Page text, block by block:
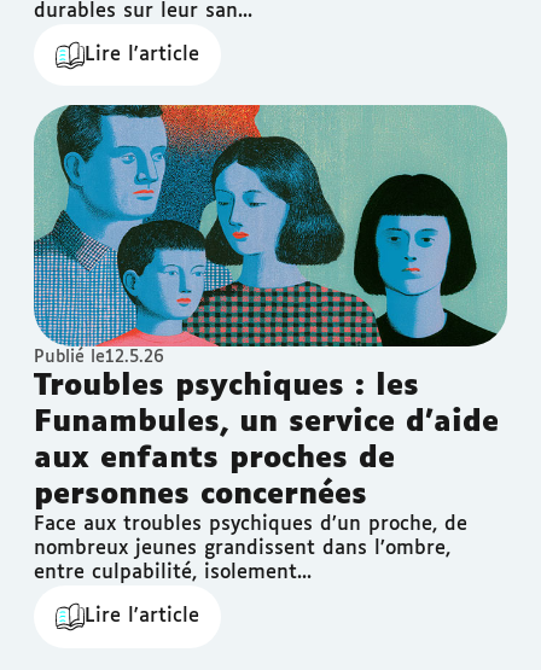
durables sur leur san...
Lire l'article
Publié le12.5.26
Troubles psychiques : les
Funambules, un service d'aide
aux enfants proches de
personnes concernées
Face aux troubles psychiques d’un proche, de
nombreux jeunes grandissent dans l’ombre,
entre culpabilité, isolement...
Lire l'article